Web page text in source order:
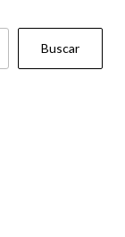
Buscar